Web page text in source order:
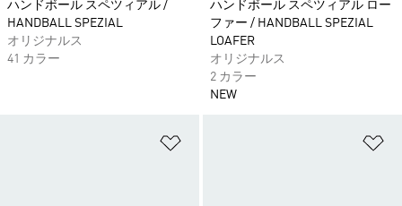
ハンドボール スペツィアル /
HANDBALL SPEZIAL
オリジナルス
41 カラー
ハンドボール スペツィアル ロー
ファー / HANDBALL SPEZIAL
LOAFER
オリジナルス
2 カラー
NEW